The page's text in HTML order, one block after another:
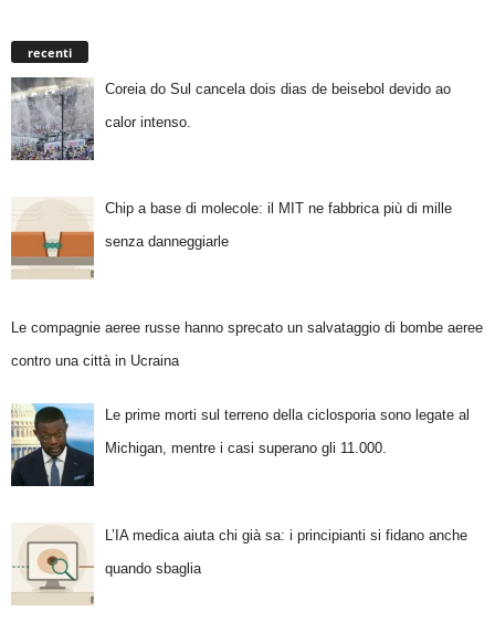
recenti
Coreia do Sul cancela dois dias de beisebol devido ao
calor intenso.
Chip a base di molecole: il MIT ne fabbrica più di mille
senza danneggiarle
Le compagnie aeree russe hanno sprecato un salvataggio di bombe aeree
contro una città in Ucraina
Le prime morti sul terreno della ciclosporia sono legate al
Michigan, mentre i casi superano gli 11.000.
L’IA medica aiuta chi già sa: i principianti si fidano anche
quando sbaglia